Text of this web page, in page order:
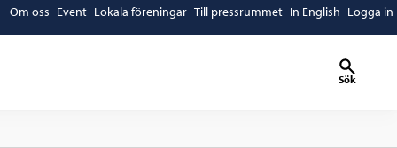
Om oss Event Lokala föreningar Till pressrummet In English Logga in
Sök